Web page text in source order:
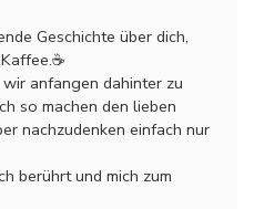
Geschichte über dich,
anfangen dahinter zu
so machen den lieben
nachzudenken einfach nur
berührt und mich zum